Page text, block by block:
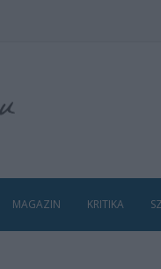
MAGAZIN KRITIKA